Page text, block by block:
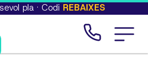
pla · Codi REBAIXES